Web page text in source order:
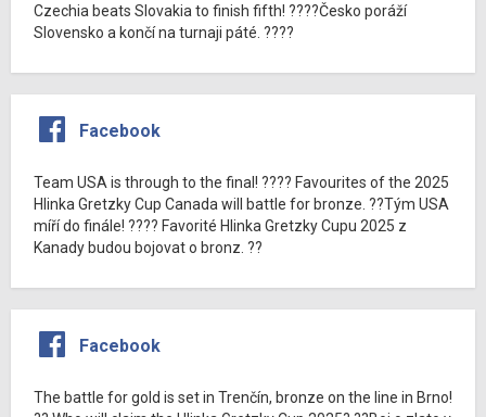
Czechia beats Slovakia to finish fifth! ????Česko poráží
Slovensko a končí na turnaji páté. ????
Facebook
Team USA is through to the final! ???? Favourites of the 2025
Hlinka Gretzky Cup Canada will battle for bronze. ??Tým USA
míří do finále! ???? Favorité Hlinka Gretzky Cupu 2025 z
Kanady budou bojovat o bronz. ??
Facebook
The battle for gold is set in Trenčín, bronze on the line in Brno!